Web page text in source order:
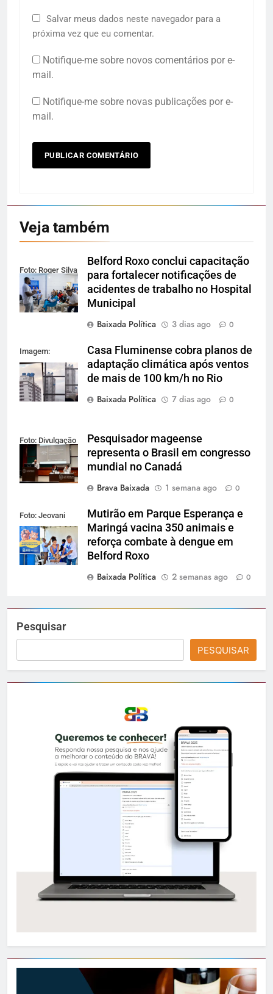
Salvar meus dados neste navegador para a
próxima vez que eu comentar.
Notifique-me sobre novos comentários por e-
mail.
Notifique-me sobre novas publicações por e-
mail.
Veja também
Foto: Roger Silva
Belford Roxo conclui capacitação
para fortalecer notificações de
acidentes de trabalho no Hospital
Municipal
Baixada Política
3 dias ago 0
Imagem:
Reprodução
Casa Fluminense cobra planos de
adaptação climática após ventos
de mais de 100 km/h no Rio
Baixada Política
7 dias ago 0
Foto: Divulgação
Pesquisador mageense
representa o Brasil em congresso
mundial no Canadá
Brava Baixada
1 semana ago 0
Foto: Jeovani
Campos / PMBR
Mutirão em Parque Esperança e
Maringá vacina 350 animais e
reforça combate à dengue em
Belford Roxo
Baixada Política
2 semanas ago 0
Pesquisar
PESQUISAR